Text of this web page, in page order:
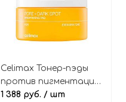
Celimax Тонер-пэды
против пигментации
и пост-акне (в виде
1 388 руб. / шт